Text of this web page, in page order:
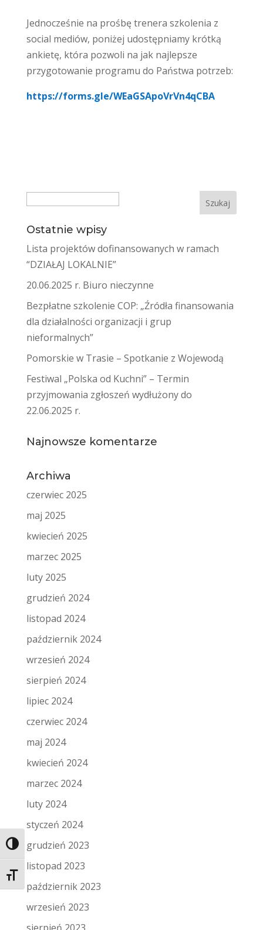
Toggle High Contrast
Toggle Font size
Jednocześnie na prośbę trenera szkolenia z
social mediów, poniżej udostępniamy krótką
ankietę, która pozwoli na jak najlepsze
przygotowanie programu do Państwa potrzeb:
https://forms.gle/WEaGSApoVrVn4qCBA
Ostatnie wpisy
Lista projektów dofinansowanych w ramach
“DZIAŁAJ LOKALNIE”
20.06.2025 r. Biuro nieczynne
Bezpłatne szkolenie COP: „Źródła finansowania
dla działalności organizacji i grup
nieformalnych”
Pomorskie w Trasie – Spotkanie z Wojewodą
Festiwal „Polska od Kuchni” – Termin
przyjmowania zgłoszeń wydłużony do
22.06.2025 r.
Najnowsze komentarze
Archiwa
czerwiec 2025
maj 2025
kwiecień 2025
marzec 2025
luty 2025
grudzień 2024
listopad 2024
październik 2024
wrzesień 2024
sierpień 2024
lipiec 2024
czerwiec 2024
maj 2024
kwiecień 2024
marzec 2024
luty 2024
styczeń 2024
grudzień 2023
listopad 2023
październik 2023
wrzesień 2023